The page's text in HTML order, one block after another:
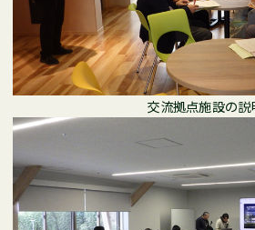
交流拠点施設の説